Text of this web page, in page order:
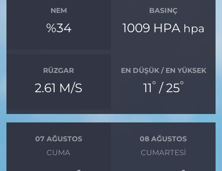
NEM
%34
BASINÇ
1009 HPA hpa
RÜZGAR
2.61 M/S
EN DÜŞÜK / EN YÜKSEK
11° / 25°
07 AĞUSTOS
CUMA
08 AĞUSTOS
CUMARTESI